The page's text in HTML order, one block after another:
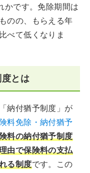
かです。免除期間は
のの、もらえる年
べて低くなりま
とは
納付猶予制度」が
料免除・納付猶予
料の納付猶予制度
由で保険料の支払
る制度です。この